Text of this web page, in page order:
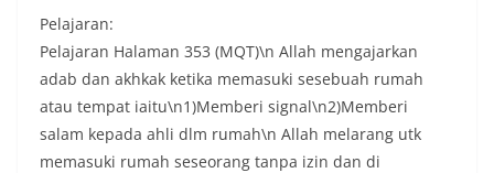
Pelajaran:
Pelajaran Halaman 353 (MQT)\n Allah mengajarkan
adab dan akhkak ketika memasuki sesebuah rumah
atau tempat iaitu\n1)Memberi signal\n2)Memberi
salam kepada ahli dlm rumah\n Allah melarang utk
memasuki rumah seseorang tanpa izin dan di